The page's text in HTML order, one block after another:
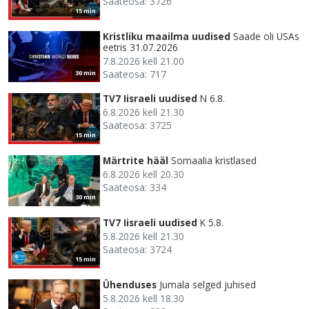
15 min
30 min
Kristliku maailma uudised Saade oli USAs
eetris 31.07.2026
7.8.2026 kell 21.00
Saateosa: 717
15 min
TV7 Iisraeli uudised N 6.8.
6.8.2026 kell 21.30
Saateosa: 3725
30 min
Märtrite hääl Somaalia kristlased
6.8.2026 kell 20.30
Saateosa: 334
15 min
TV7 Iisraeli uudised K 5.8.
5.8.2026 kell 21.30
Saateosa: 3724
Ühenduses Jumala selged juhised
5.8.2026 kell 18.30